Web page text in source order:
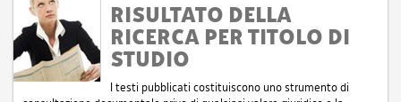
RISULTATO DELLA
RICERCA PER TITOLO DI
STUDIO
I testi pubblicati costituiscono uno strumento di